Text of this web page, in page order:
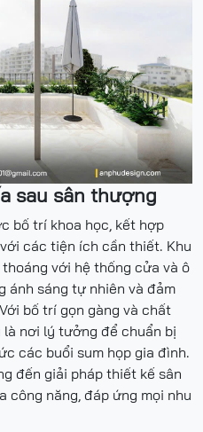
sau sân thượng
bố trí khoa học, kết hợp
các tiện ích cần thiết. Khu
với hệ thống cửa và ô
ánh sáng tự nhiên và đảm
bố trí gọn gàng và chất
nơi lý tưởng để chuẩn bị
các buổi sum họp gia đình.
đến giải pháp thiết kế sân
công năng, đáp ứng mọi nhu